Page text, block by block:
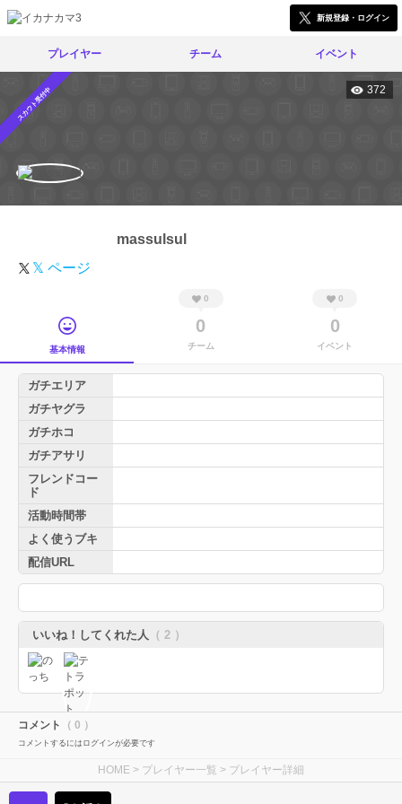
新規登録・ログイン
プレイヤー チーム イベント
スカウト受付中 372
massulsul
𝕏 ページ
基本情報
0
0
チーム
0
0
イベント
ガチエリア
ガチヤグラ
ガチホコ
ガチアサリ
フレンドコー
ド
活動時間帯
よく使うブキ
配信URL
いいね！してくれた人 （ 2 ）
コメント （ 0 ）
コメントするにはログインが必要です
HOME > プレイヤー一覧 > プレイヤー詳細